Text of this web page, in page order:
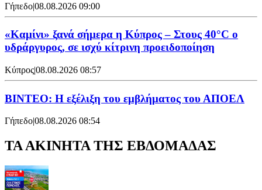
Γήπεδο|08.08.2026 09:00
«Καμίνι» ξανά σήμερα η Κύπρος – Στους 40°C ο
υδράργυρος, σε ισχύ κίτρινη προειδοποίηση
Κύπρος|08.08.2026 08:57
ΒΙΝΤΕΟ: Η εξέλιξη του εμβλήματος του ΑΠΟΕΛ
Γήπεδο|08.08.2026 08:54
ΤΑ ΑΚΙΝΗΤΑ ΤΗΣ ΕΒΔΟΜΑΔΑΣ